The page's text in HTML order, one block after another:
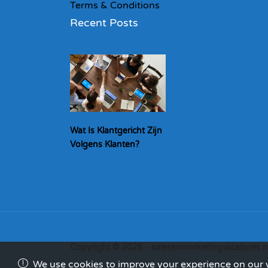
Terms & Conditions
Recent Posts
Wat Is Klantgericht Zijn
Volgens Klanten?
We use cookies to improve your experience on